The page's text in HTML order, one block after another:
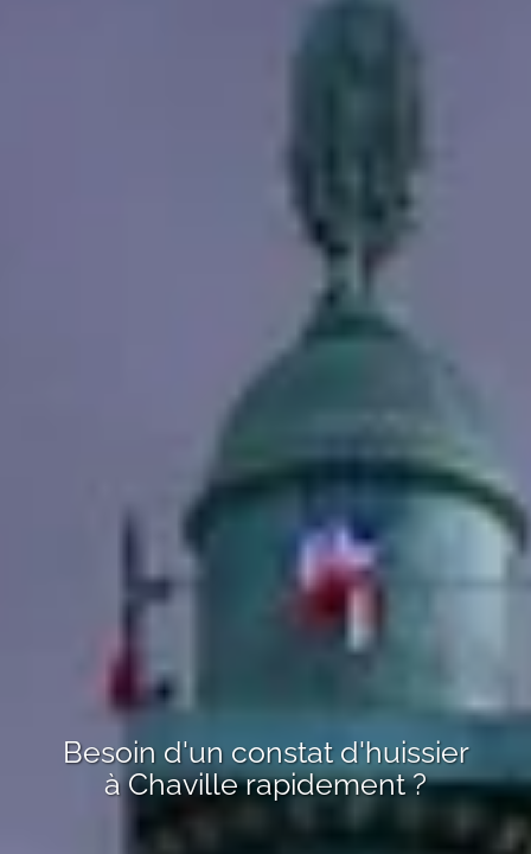
Besoin d'un constat d'huissier
àChavillerapidement ?